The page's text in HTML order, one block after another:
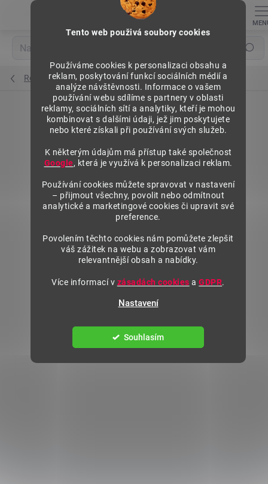
Tento web použivá soubory cookies
Používáme cookies k personalizaci obsahu a
reklam, poskytování funkcí sociálních médií a
analýze návštěvnosti. Informace o vašem
používání webu sdílíme s partnery v oblasti
reklamy, sociálních sítí a analytiky, kteří je mohou
kombinovat s dalšími údaji, jež jim poskytujete
nebo které získali při používání svých služeb.
K některým údajům má přístup také společnost
Google, která je využívá k personalizaci reklam.
Používání cookies můžete spravovat v nastavení
– přijmout všechny, povolit nebo odmítnout
analytické a marketingové cookies či upravit své
preference.
Povolením těchto cookies nám pomůžete zlepšit
váš zážitek na webu a zobrazovat vám
relevantnější obsah a nabídky.
Více informací v zásadách cookies aGDPR.
Nastavení
Souhlasím
Hledat
Regály na pneumatiky s ráfkem